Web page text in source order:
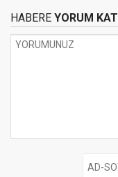
HABERE YORUM KAT